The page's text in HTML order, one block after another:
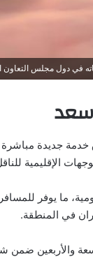
في دول مجلس التعاون
خدمة جديدة
الإقليمية
ما يوفر
في المنطقة.
والأربعين